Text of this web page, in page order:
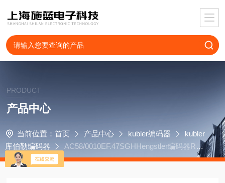
PRODUCT
产品中心
当前位置： 首页 产品中心 kubler编码器
kubler
库伯勒编码器
AC58/0010EF.47SGHHengstler编码器RI6
4/1024-BV4HDIB-B5-O